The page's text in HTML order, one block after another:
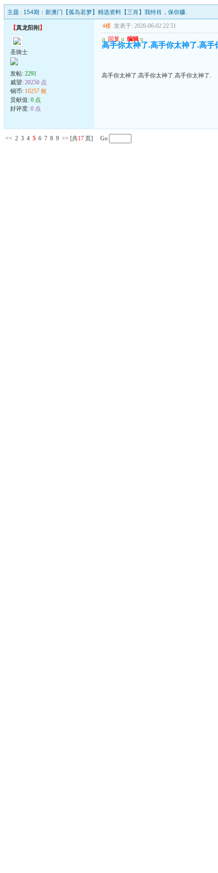
主题 : 154期：新澳门【孤岛若梦】精选资料【三肖】我特肖，保你赚.
【真龙阳刚 】
圣骑士
发帖: 2291
威望: 20250 点
铜币: 10257 枚
贡献值: 0 点
好评度: 0 点
4楼 发表于: 2026-06-02 22:51
u 回复 u 编辑 u
高手你太神了.高手你太神了.高手
高手你太神了.高手你太神了.高手你太神了.
<< 2 3 4 5 6 7 8 9 >> [共17 页] Go